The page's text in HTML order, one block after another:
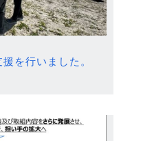
を行いました。